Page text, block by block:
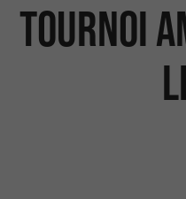
Tournoi